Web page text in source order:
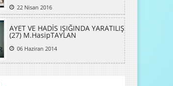
AYET VE HADİS IŞIĞINDA YARATILIŞ
(27) M.HasipTAYLAN